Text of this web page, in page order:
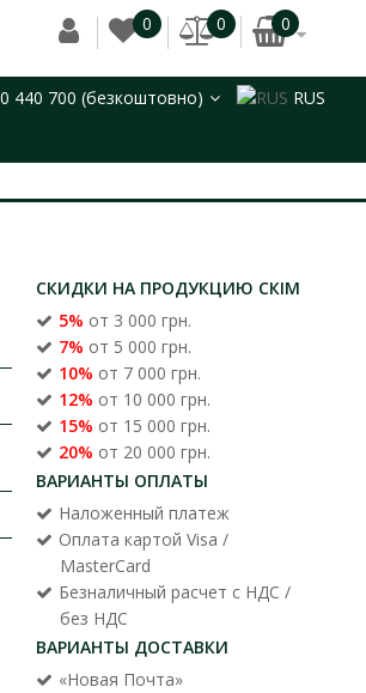
0 0 0
440 700 (безкоштовно) RUS
СКИДКИ НА ПРОДУКЦИЮ СКІМ
5% от 3 000 грн.
7% от 5 000 грн.
10% от 7 000 грн.
12% от 10 000 грн.
15% от 15 000 грн.
20% от 20 000 грн.
ВАРИАНТЫ ОПЛАТЫ
Наложенный платеж
Оплата картой Visa /
MasterCard
Безналичный расчет с НДС /
без НДС
ВАРИАНТЫ ДОСТАВКИ
«Новая Почта»